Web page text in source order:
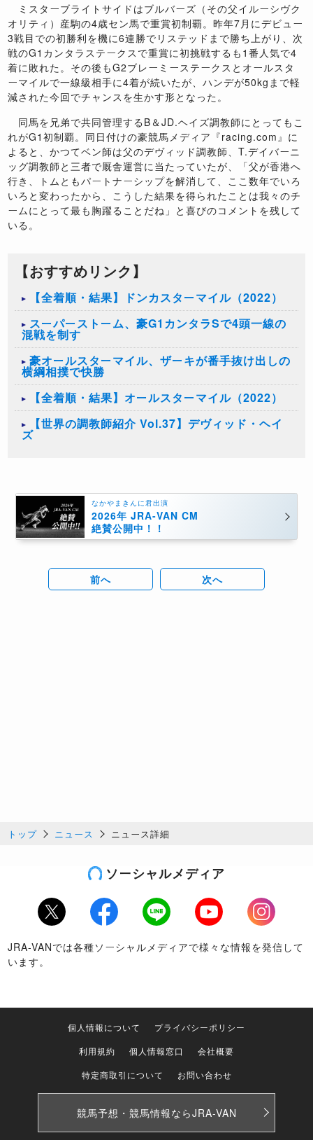
ミスターブライトサイドはブルバーズ（その父イルーシヴク
オリティ）産駒の4歳セン馬で重賞初制覇。昨年7月にデビュー
3戦目での初勝利を機に6連勝でリステッドまで勝ち上がり、次
戦のG1カンタラステークスで重賞に初挑戦するも1番人気で4
着に敗れた。その後もG2ブレーミーステークスとオールスタ
ーマイルで一線級相手に4着が続いたが、ハンデが50kgまで軽
減された今回でチャンスを生かす形となった。
同馬を兄弟で共同管理するB＆JD.ヘイズ調教師にとってもこ
れがG1初制覇。同日付けの豪競馬メディア『racing.com』に
よると、かつてベン師は父のデヴィッド調教師、T.デイバーニ
ッグ調教師と三者で厩舎運営に当たっていたが、「父が香港へ
行き、トムともパートナーシップを解消して、ここ数年でいろ
いろと変わったから、こうした結果を得られたことは我々のチ
ームにとって最も胸躍ることだね」と喜びのコメントを残して
いる。
【おすすめリンク】
【全着順・結果】ドンカスターマイル（2022）
スーパーストーム、豪G1カンタラSで4頭一線の
混戦を制す
豪オールスターマイル、ザーキが番手抜け出しの
横綱相撲で快勝
【全着順・結果】オールスターマイル（2022）
【世界の調教師紹介 Vol.37】デヴィッド・ヘイ
ズ
なかやまきんに君出演
2026年 JRA-VAN CM
絶賛公開中！！
前へ 次へ
トップ ニュース ニュース詳細
ソーシャルメディア
Twitter Facebook LINE Youtube
Instagram
JRA-VANでは各種ソーシャルメディアで様々な情報を発信して
います。
個人情報について
プライバシーポリシー
利用規約
個人情報窓口
会社概要
特定商取引について
お問い合わせ
競馬予想・競馬情報ならJRA-VAN